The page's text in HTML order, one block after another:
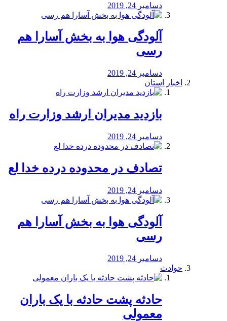
دسامبر 24, 2019
آلودگی هوا به بخش آسارا هم
رسی
دسامبر 24, 2019
اخبار استان
بازدید مدیران ارشد وزارت راه
دسامبر 24, 2019
تصادف در محدوده درده خدا لع
دسامبر 24, 2019
آلودگی هوا به بخش آسارا هم
رسی
دسامبر 24, 2019
حوادث
️حادثه پشت حادثه با یک باران
معمولی